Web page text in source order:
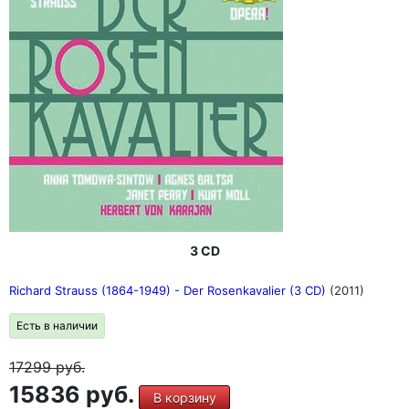
3 CD
Richard Strauss (1864-1949) - Der Rosenkavalier (3 CD) (2011)
Есть в наличии
17299руб.
15836 руб. В корзину